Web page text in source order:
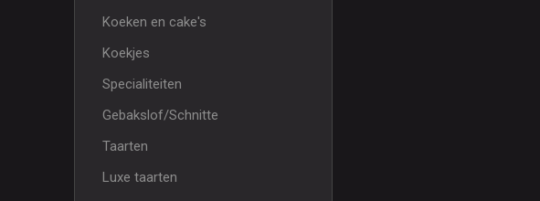
Koeken en cake's
Koekjes
Specialiteiten
Gebakslof/Schnitte
Taarten
Luxe taarten